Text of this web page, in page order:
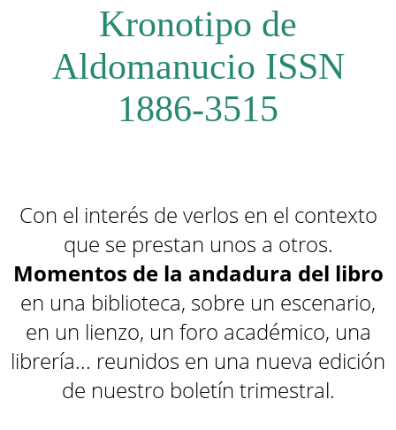
Kronotipo de
Aldomanucio ISSN
1886-3515
Con el interés de verlos en el contexto
que se prestan unos a otros.
Momentos de la andadura del libro
en una biblioteca, sobre un escenario,
en un lienzo, un foro académico, una
librería... reunidos en una nueva edición
de nuestro boletín trimestral.